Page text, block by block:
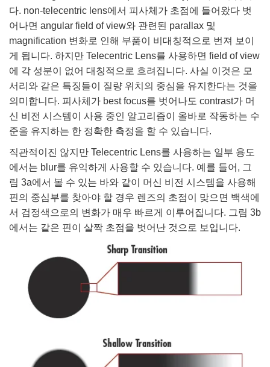
다. non-telecentric lens에서 피사체가 초점에 들어왔다 벗
어나면 angular field of view와 관련된 parallax 및
magnification 변화로 인해 부품이 비대칭적으로 번져 보이
게 됩니다. 하지만 Telecentric Lens를 사용하면 field of view
에 각 성분이 없어 대칭적으로 흐려집니다. 사실 이것은 모
서리와 같은 특징들이 질량 위치의 중심을 유지한다는 것을
의미합니다. 피사체가 best focus를 벗어나도 contrast가 머
신 비전 시스템이 사용 중인 알고리즘이 올바로 작동하는 수
준을 유지하는 한 정확한 측정을 할 수 있습니다.
직관적이진 않지만 Telecentric Lens를 사용하는 일부 용도
에서는 blur를 유익하게 사용할 수 있습니다. 예를 들어, 그
림 3a에서 볼 수 있는 바와 같이 머신 비전 시스템을 사용해
핀의 중심부를 찾아야 할 경우 렌즈의 초점이 맞으면 백색에
서 검정색으로의 변화가 매우 빠르게 이루어집니다. 그림 3b
에서는 같은 핀이 살짝 초점을 벗어난 것으로 보입니다.